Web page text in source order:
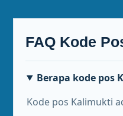
FAQ Kode
Berapa kode pos
Kode pos Kalimukti